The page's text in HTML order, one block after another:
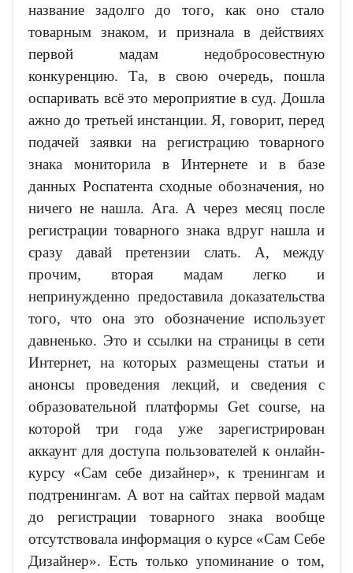
название задолго до того, как оно стало
товарным знаком, и признала в действиях
первой мадам недобросовестную
конкуренцию. Та, в свою очередь, пошла
оспаривать всё это мероприятие в суд. Дошла
ажно до третьей инстанции. Я, говорит, перед
подачей заявки на регистрацию товарного
знака мониторила в Интернете и в базе
данных Роспатента сходные обозначения, но
ничего не нашла. Ага. А через месяц после
регистрации товарного знака вдруг нашла и
сразу давай претензии слать. А, между
прочим, вторая мадам легко и
непринужденно предоставила доказательства
того, что она это обозначение использует
давненько. Это и ссылки на страницы в сети
Интернет, на которых размещены статьи и
анонсы проведения лекций, и сведения с
образовательной платформы Get course, на
которой три года уже зарегистрирован
аккаунт для доступа пользователей к онлайн-
курсу «Сам себе дизайнер», к тренингам и
подтренингам. А вот на сайтах первой мадам
до регистрации товарного знака вообще
отсутствовала информация о курсе «Сам Себе
Дизайнер». Есть только упоминание о том,